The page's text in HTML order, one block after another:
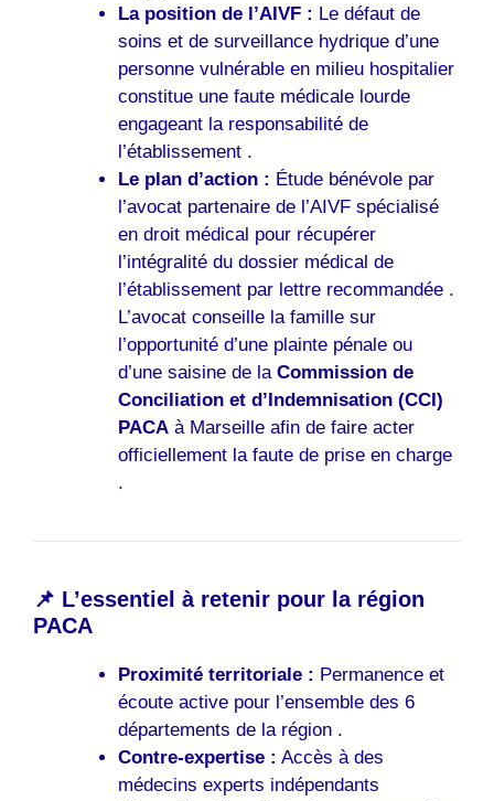
La position de l’AIVF : Le défaut de
soins et de surveillance hydrique d’une
personne vulnérable en milieu hospitalier
constitue une faute médicale lourde
engageant la responsabilité de
l’établissement .
Le plan d’action : Étude bénévole par
l’avocat partenaire de l’AIVF spécialisé
en droit médical pour récupérer
l’intégralité du dossier médical de
l’établissement par lettre recommandée .
L’avocat conseille la famille sur
l’opportunité d’une plainte pénale ou
d’une saisine de la Commission de
Conciliation et d’Indemnisation (CCI)
PACAà Marseille afin de faire acter
officiellement la faute de prise en charge
.
📌 L’essentiel à retenir pour la région
PACA
Proximité territoriale : Permanence et
écoute active pour l’ensemble des 6
départements de la région .
Contre-expertise : Accès à des
médecins experts indépendants